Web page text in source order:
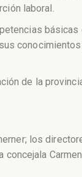
laboral.
de la
los